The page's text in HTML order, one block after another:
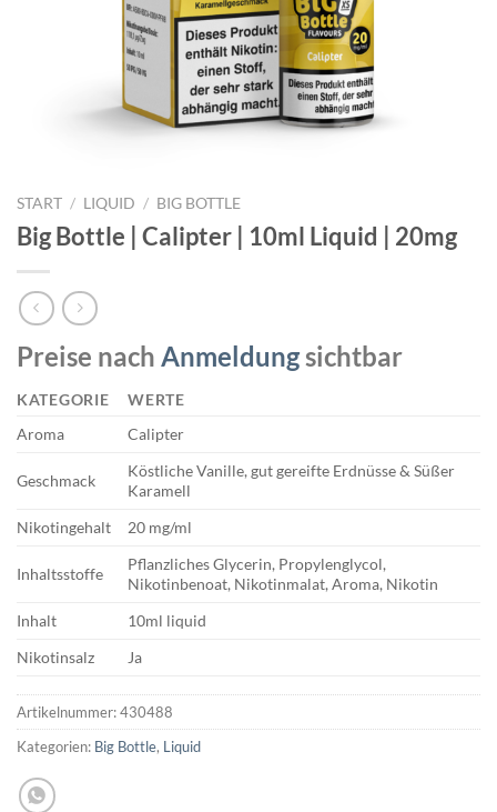
START / LIQUID / BIG BOTTLE
Big Bottle | Calipter | 10ml Liquid | 20mg
Preise nach Anmeldungsichtbar
KATEGORIE
WERTE
Aroma
Calipter
Geschmack
Köstliche Vanille, gut gereifte Erdnüsse & Süßer
Karamell
Nikotingehalt
20 mg/ml
Inhaltsstoffe
Pflanzliches Glycerin, Propylenglycol,
Nikotinbenoat, Nikotinmalat, Aroma, Nikotin
Inhalt
10ml liquid
Nikotinsalz
Ja
Artikelnummer:430488
Kategorien: Big Bottle, Liquid